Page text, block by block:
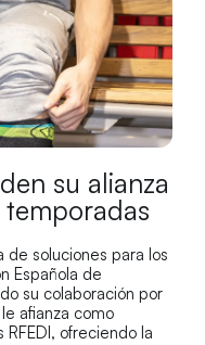
su alianza
de soluciones para los
Española de
su colaboración por
afianza como
ofreciendo la